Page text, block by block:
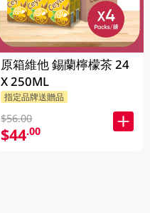
原箱維他 錫蘭檸檬茶 24
X 250ML
指定品牌送贈品
$56.00
$44.00